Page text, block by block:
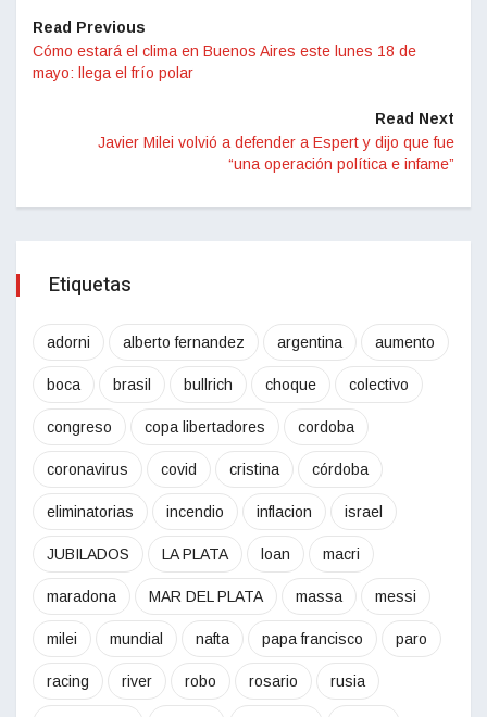
Read Previous
Cómo estará el clima en Buenos Aires este lunes 18 de
mayo: llega el frío polar
Read Next
Javier Milei volvió a defender a Espert y dijo que fue
“una operación política e infame”
Etiquetas
adorni alberto fernandez argentina aumento
boca brasil bullrich choque colectivo
congreso copa libertadores cordoba
coronavirus covid cristina córdoba
eliminatorias incendio inflacion israel
JUBILADOS LA PLATA loan macri
maradona MAR DEL PLATA massa messi
milei mundial nafta papa francisco paro
racing river robo rosario rusia